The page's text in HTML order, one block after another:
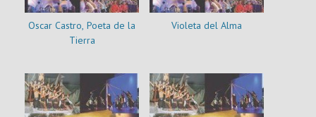
Oscar Castro, Poeta de la
Tierra
Violeta del Alma